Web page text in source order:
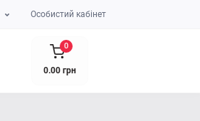
Особистий кабінет
0
0.00 грн